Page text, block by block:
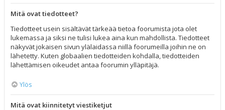
Mitä ovat tiedotteet?
Tiedotteet usein sisältävät tärkeää tietoa foorumista jota olet
lukemassa ja siksi ne tulisi lukea aina kun mahdollista. Tiedotteet
näkyvät jokaisen sivun ylälaidassa niillä foorumeilla joihin ne on
lähetetty. Kuten globaalien tiedotteiden kohdalla, tiedotteiden
lähettämisen oikeudet antaa foorumin ylläpitäjä.
Ylös
Mitä ovat kiinnitetyt viestiketjut